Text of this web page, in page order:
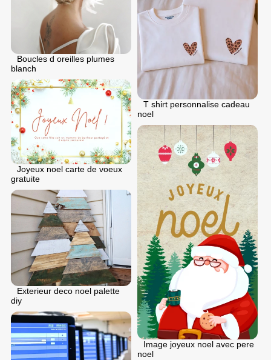
Boucles d oreilles plumes
blanch
T shirt personnalise cadeau
noel
Joyeux noel carte de voeux
gratuite
Image joyeux noel avec pere
noel
Exterieur deco noel palette
diy